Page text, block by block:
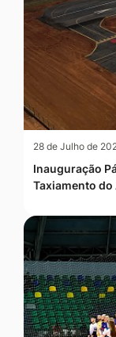
28 de Julho de
Inauguração
Taxiamento